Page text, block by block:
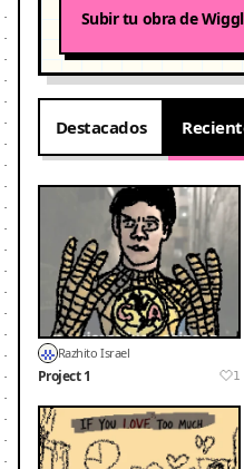
Subir tu obra de
Destacados
Razhito Israel
Project 1 1